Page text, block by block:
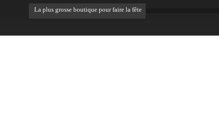
La plus grosse boutique pour faire la fête